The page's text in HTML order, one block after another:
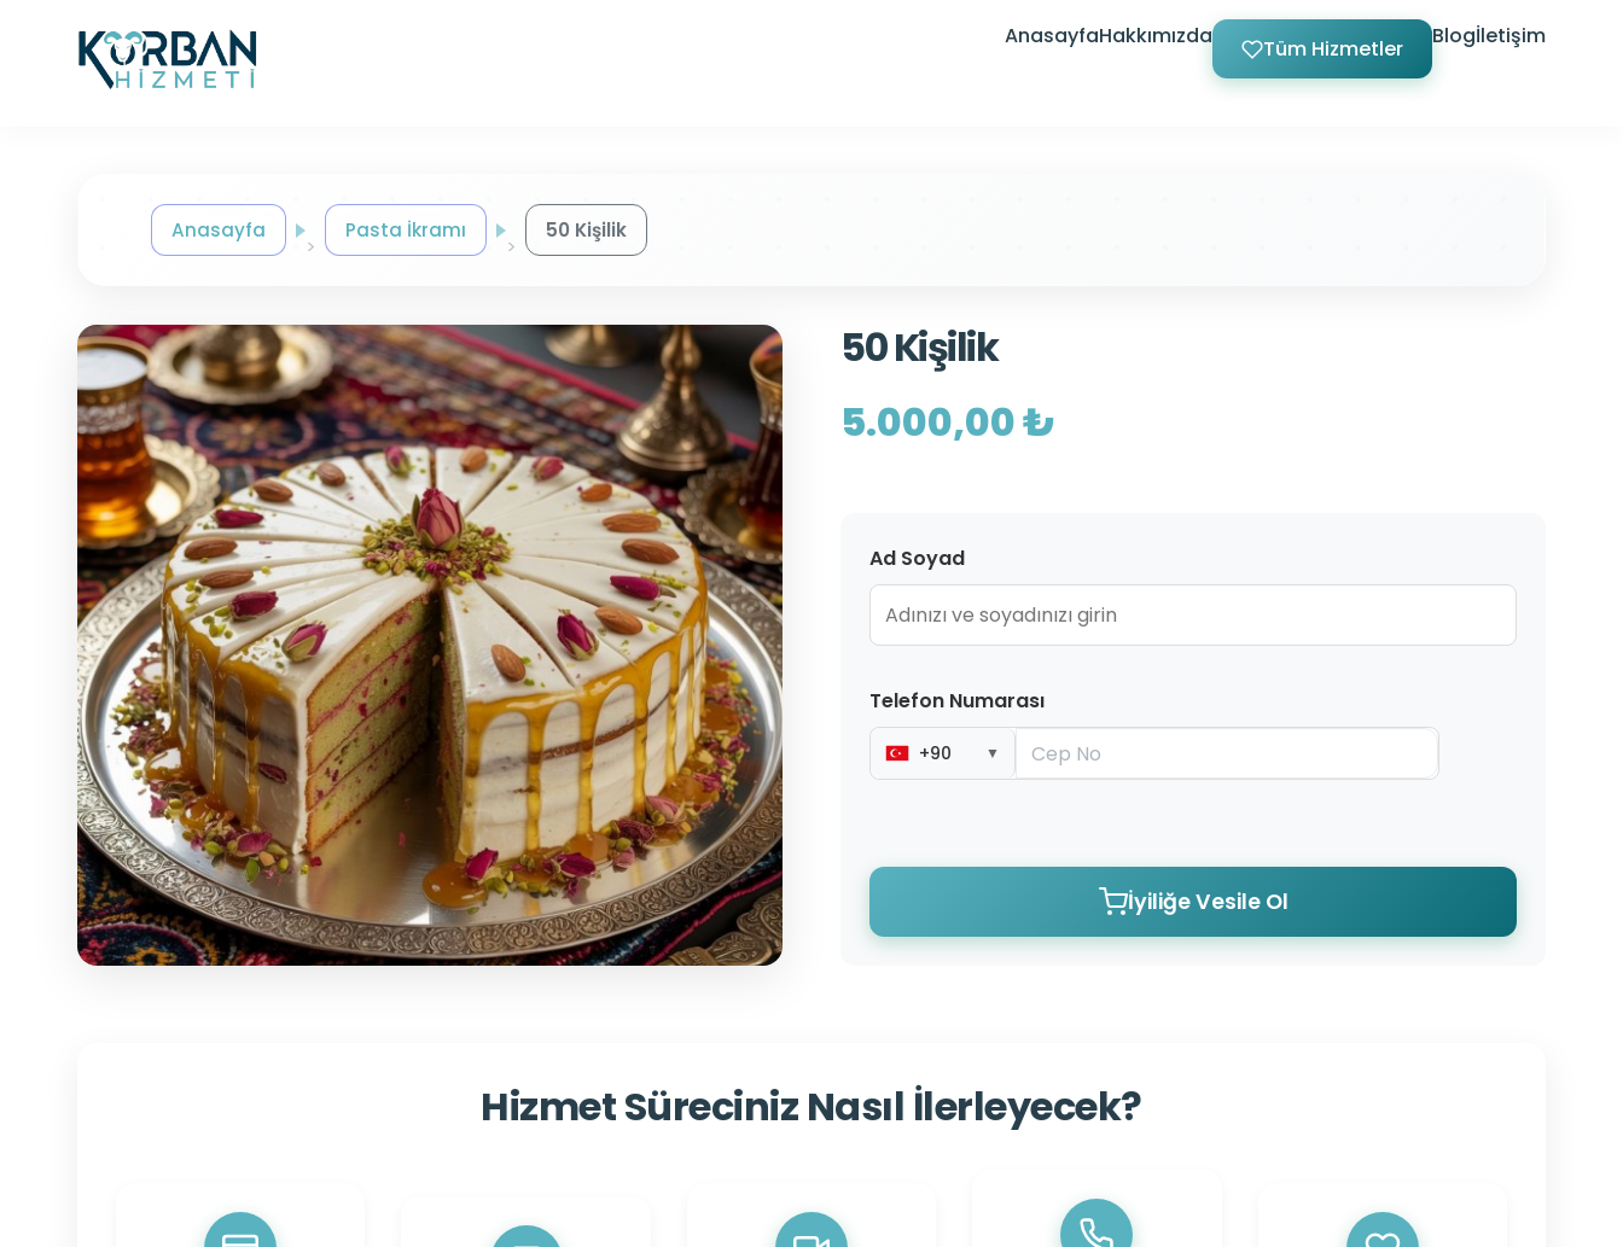
AnasayfaHakkımızda Tüm Hizmetler Blogİletişim
Anasayfa Pasta İkramı 50 Kişilik
50 Kişilik
5.000,00 ₺
Ad Soyad
Telefon Numarası
+90 ▼
İyiliğe Vesile Ol
Hizmet Süreciniz Nasıl İlerleyecek?